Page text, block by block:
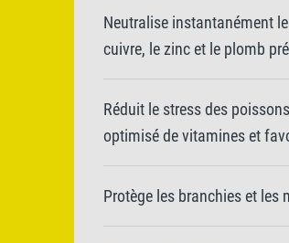
Neutralise instantanément
cuivre, le zinc et le plomb
Réduit le stress des
optimisé de vitamines et
Protège les branchies et les